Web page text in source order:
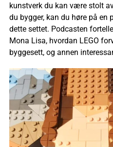
kunstverk du kan være stolt
du bygger, kan du høre på en
dette settet. Podcasten
Mona Lisa, hvordan LEGO
byggesett, og annen